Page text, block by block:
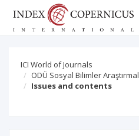
ICI World of Journals
ODÜ Sosyal Bilimler
Issues and contents